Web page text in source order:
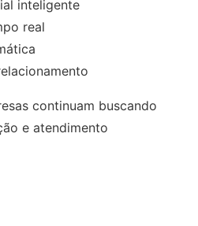
inteligente
real
continuam buscando
e atendimento